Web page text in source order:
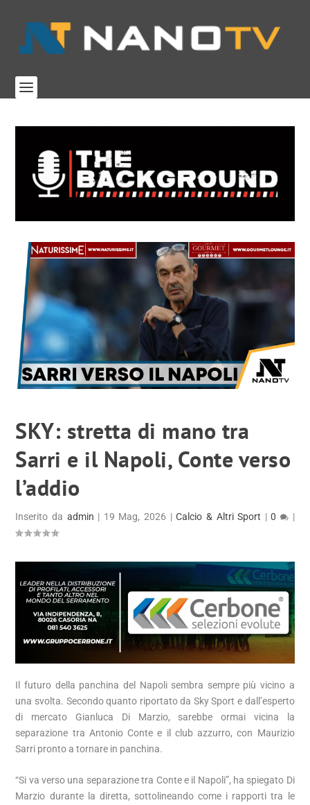
SKY: stretta di mano tra
Sarri e il Napoli, Conte verso
l’addio
Inserito da admin | 19 Mag, 2026 |Calcio & Altri Sport |0 |
Il futuro della panchina del Napoli sembra sempre più vicino a
una svolta. Secondo quanto riportato da Sky Sport e dall’esperto
di mercato Gianluca Di Marzio, sarebbe ormai vicina la
separazione tra Antonio Conte e il club azzurro, con Maurizio
Sarri pronto a tornare in panchina.
“Si va verso una separazione tra Conte e il Napoli”, ha spiegato Di
Marzio durante la diretta, sottolineando come i rapporti tra le